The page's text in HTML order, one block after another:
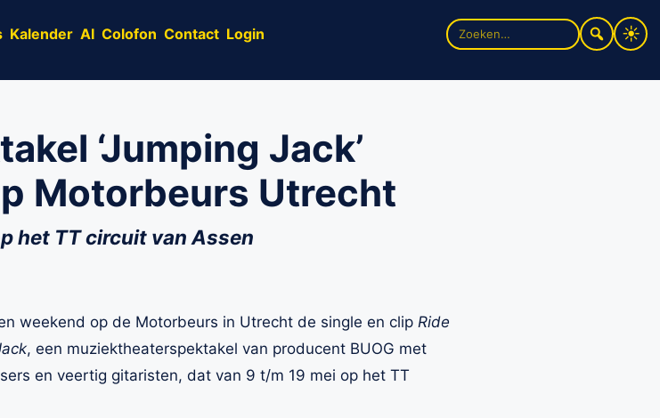
Kalender AI Colofon Contact Login
Zoek
naar:
‘Jumping Jack’
Motorbeurs Utrecht
het TT circuit van Assen
weekend op de Motorbeurs in Utrecht de single en clip Ride
, een muziektheaterspektakel van producent BUOG met
en veertig gitaristen, dat van 9 t/m 19 mei op het TT